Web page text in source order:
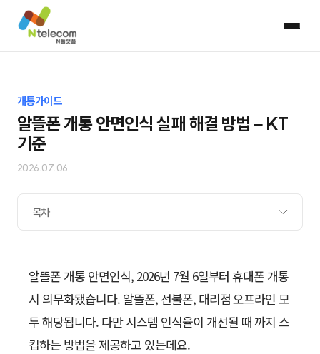
개통가이드
알뜰폰 개통 안면인식 실패 해결 방법 – KT
기준
2026.07.06
목차
알뜰폰 개통 안면인식, 2026년 7월 6일부터 휴대폰 개통
시 의무화됐습니다. 알뜰폰, 선불폰, 대리점 오프라인 모
두 해당됩니다. 다만 시스템 인식율이 개선될 때 까지 스
킵하는 방법을 제공하고 있는데요.